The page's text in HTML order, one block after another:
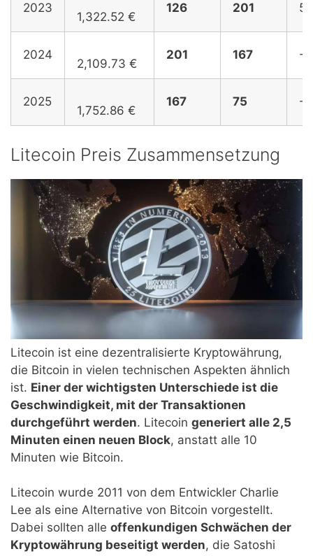
2023
1,322.52 €
126 201
2024
2,109.73 €
201 167 -
2025
1,752.86 €
167 75 -
Litecoin Preis Zusammensetzung
Litecoin ist eine dezentralisierte Kryptowährung,
die Bitcoin in vielen technischen Aspekten ähnlich
ist. Einer der wichtigsten Unterschiede ist die
Geschwindigkeit, mit der Transaktionen
durchgeführt werden. Litecoin generiert alle 2,5
Minuten einen neuen Block, anstatt alle 10
Minuten wie Bitcoin.
Litecoin wurde 2011 von dem Entwickler Charlie
Lee als eine Alternative von Bitcoin vorgestellt.
Dabei sollten alle offenkundigen Schwächen der
Kryptowährung beseitigt werden, die Satoshi